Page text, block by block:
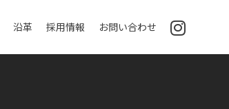
沿革 採用情報 お問い合わせ